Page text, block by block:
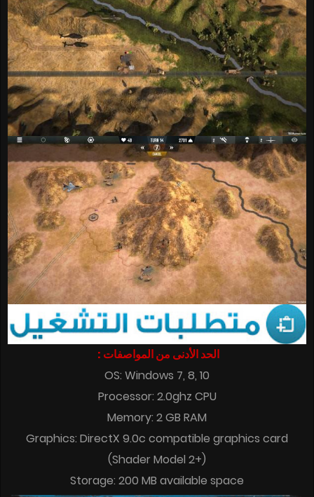
الحد الأدنى من المواصفات :
OS: Windows 7, 8, 10
Processor: 2.0ghz CPU
Memory: 2 GB RAM
Graphics: DirectX 9.0c compatible graphics card
(Shader Model 2+)
Storage: 200 MB available space